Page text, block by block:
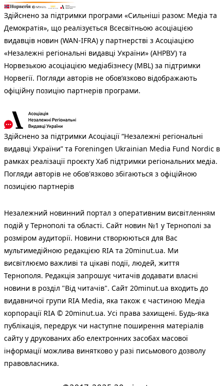
Здійснено за підтримки програми «Сильніші разом: Медіа та
Демократія», що реалізується Всесвітньою асоціацією
видавців новин (WAN-IFRA) у партнерстві з Асоціацією
«Незалежні регіональні видавці України» (АНРВУ) та
Норвезькою асоціацією медіабізнесу (MBL) за підтримки
Норвегії. Погляди авторів не обов’язково відображають
офіційну позицію партнерів програми.
Здійснено за підтримки Асоціації “Незалежні регіональні
видавці України” та Foreningen Ukrainian Media Fund Nordic в
рамках реалізації проєкту Хаб підтримки регіональних медіа.
Погляди авторів не обов'язково збігаються з офіційною
позицією партнерів
Незалежний новинний портал з оперативним висвітленням
подій у Тернополі та області. Сайт новин №1 у Тернополі за
розміром аудиторії. Новини створюються для Вас
мультимедійною редакцією RIA та 20minut.ua. Ми
висвітлюємо важливі та цікаві події, людей, життя
Тернополя. Редакція запрошує читачів додавати власні
новини в розділ "Від читачів". Сайт 20minut.ua входить до
видавничої групи RIA Media, яка також є частиною Медіа
корпорації RIA © 20minut.ua. Усі права захищені. Будь-яка
публiкацiя, передрук чи наступне поширення матеріалів
сайту у друкованих або електронних засобах масової
інформації можлива винятково у разі письмового дозволу
правовласника.